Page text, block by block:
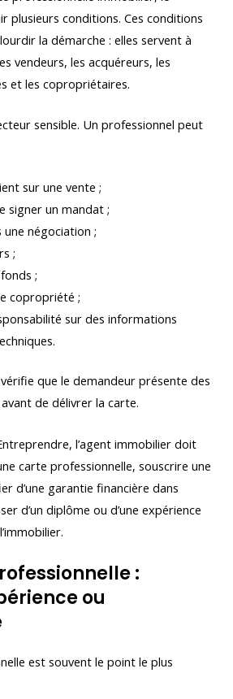
plusieurs conditions. Ces conditions
la démarche : elles servent à
vendeurs, les acquéreurs, les
et les copropriétaires.
sensible. Un professionnel peut
sur une vente ;
signer un mandat ;
négociation ;
;
;
copropriété ;
sur des informations
vérifie que le demandeur présente des
de délivrer la carte.
l’agent immobilier doit
carte professionnelle, souscrire une
d’une garantie financière dans
d’un diplôme ou d’une expérience
:
ou
est souvent le point le plus